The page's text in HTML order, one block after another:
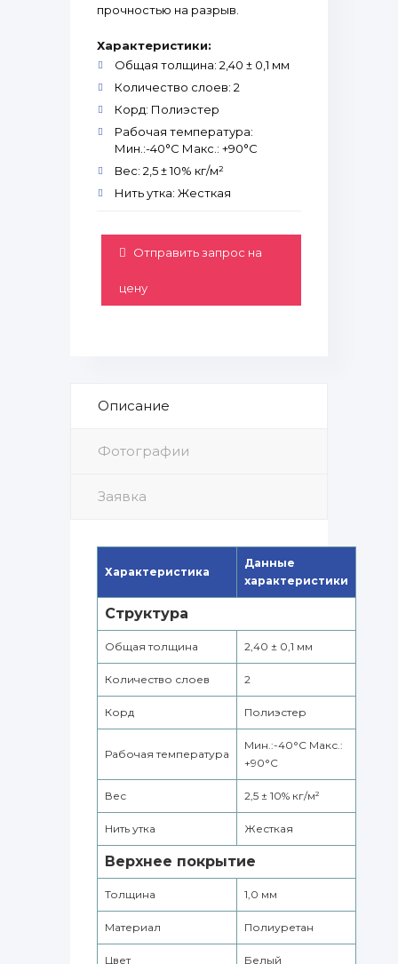
прочностью на разрыв.
Характеристики:
Общая толщина: 2,40 ± 0,1 мм
Количество слоев: 2
Корд: Полиэстер
Рабочая температура:
Мин.:-40°С Макс.: +90°С
Вес: 2,5 ± 10% кг/м²
Нить утка: Жесткая
Отправить запрос на
цену
Описание
Фотографии
Заявка
Характеристика
Данные
характеристики
Структура
Общая толщина 2,40 ± 0,1 мм
Количество слоев 2
Корд Полиэстер
Рабочая температура
Мин.:-40°С Макс.:
+90°С
Вес 2,5 ± 10% кг/м²
Нить утка Жесткая
Верхнее покрытие
Толщина 1,0 мм
Материал Полиуретан
Цвет Белый